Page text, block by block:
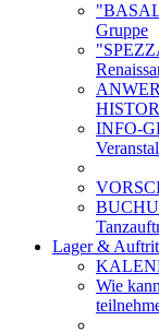
Gruppe
INFO-
Lager &
Wie